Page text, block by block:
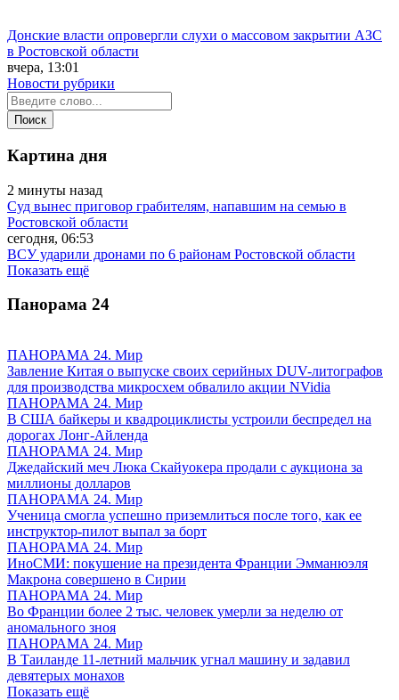
Донские власти опровергли слухи о массовом закрытии АЗС
в Ростовской области
вчера, 13:01
Новости рубрики
Картина дня
2 минуты назад
Суд вынес приговор грабителям, напавшим на семью в
Ростовской области
сегодня, 06:53
ВСУ ударили дронами по 6 районам Ростовской области
Показать ещё
Панорама 24
ПАНОРАМА 24. Мир
Завление Китая о выпуске своих серийных DUV-литографов
для производства микросхем обвалило акции NVidia
ПАНОРАМА 24. Мир
В США байкеры и квадроциклисты устроили беспредел на
дорогах Лонг-Айленда
ПАНОРАМА 24. Мир
Джедайский меч Люка Скайуокера продали с аукциона за
миллионы долларов
ПАНОРАМА 24. Мир
Ученица смогла успешно приземлиться после того, как ее
инструктор-пилот выпал за борт
ПАНОРАМА 24. Мир
ИноСМИ: покушение на президента Франции Эмманюэля
Макрона совершено в Сирии
ПАНОРАМА 24. Мир
Во Франции более 2 тыс. человек умерли за неделю от
аномального зноя
ПАНОРАМА 24. Мир
В Таиланде 11-летний мальчик угнал машину и задавил
девятерых монахов
Показать ещё